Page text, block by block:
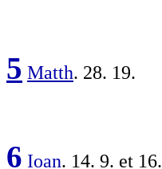
5 Matth. 28. 19.
6 Ioan. 14. 9. et 16.